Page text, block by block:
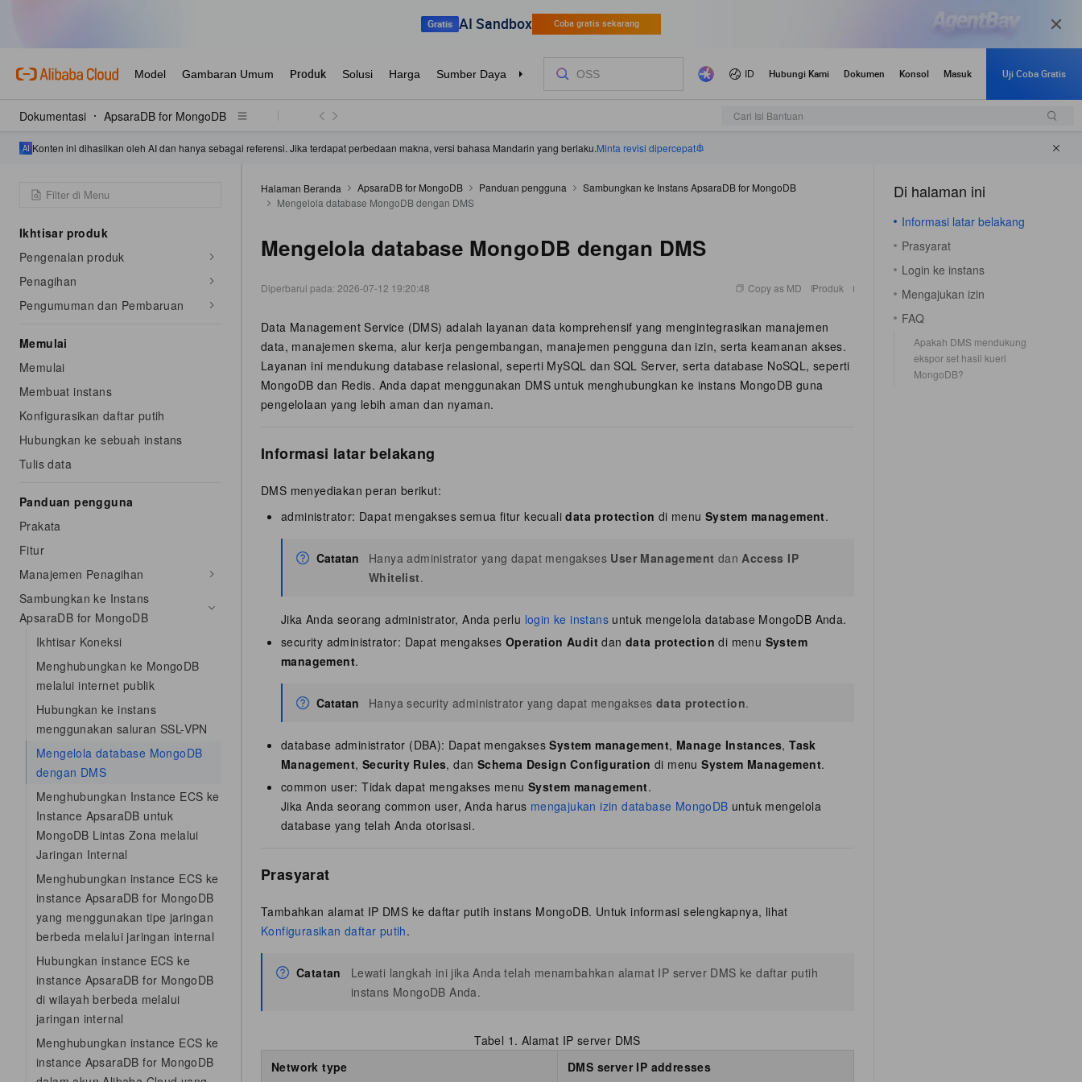
Dokumentasi ApsaraDB for MongoDB Cari Isi Bantuan
Konten ini dihasilkan oleh AI dan hanya sebagai referensi. Jika terdapat perbedaan makna, versi bahasa Mandarin yang berlaku.Minta revisi dipercepat
Ikhtisar produk
Pengenalan produk
Penagihan
Pengumuman dan Pembaruan
Memulai
Memulai
Membuat instans
Konfigurasikan daftar putih
Hubungkan ke sebuah instans
Tulis data
Panduan pengguna
Prakata
Fitur
Manajemen Penagihan
Sambungkan ke Instans
ApsaraDB for MongoDB
Ikhtisar Koneksi
Menghubungkan ke MongoDB
melalui internet publik
Hubungkan ke instans
menggunakan saluran SSL-VPN
Mengelola database MongoDB
dengan DMS
Menghubungkan Instance ECS ke
Instance ApsaraDB untuk
MongoDB Lintas Zona melalui
Jaringan Internal
Menghubungkan instance ECS ke
instance ApsaraDB for MongoDB
yang menggunakan tipe jaringan
berbeda melalui jaringan internal
Hubungkan instance ECS ke
instance ApsaraDB for MongoDB
di wilayah berbeda melalui
jaringan internal
Menghubungkan instance ECS ke
instance ApsaraDB for MongoDB
Halaman Beranda ApsaraDB for MongoDB Panduan pengguna
Sambungkan ke Instans ApsaraDB for MongoDB
Mengelola database MongoDB dengan DMS
Mengelola database MongoDB dengan DMS
Diperbarui pada: 2026-07-12 19:20:48 Copy as MD Produk
Data Management Service (DMS) adalah layanan data komprehensif yang mengintegrasikan manajemen
data, manajemen skema, alur kerja pengembangan, manajemen pengguna dan izin, serta keamanan akses.
Layanan ini mendukung database relasional, seperti MySQL dan SQL Server, serta database NoSQL, seperti
MongoDB dan Redis. Anda dapat menggunakan DMS untuk menghubungkan ke instans MongoDB guna
pengelolaan yang lebih aman dan nyaman.
Informasi latar belakang
DMS menyediakan peran berikut:
administrator: Dapat mengakses semua fitur kecualidata protection di menuSystem management.
Catatan Hanya administrator yang dapat mengakses User Management danAccess IP
Whitelist.
Jika Anda seorang administrator, Anda perlu login ke instans untuk mengelola database MongoDB Anda.
security administrator: Dapat mengakses Operation Audit dan data protection di menu System
management.
Catatan Hanya security administrator yang dapat mengakses data protection.
database administrator (DBA): Dapat mengaksesSystem management, Manage Instances,Task
Management, Security Rules, dan Schema Design Configuration di menuSystem Management.
common user: Tidak dapat mengakses menu System management.
Jika Anda seorang common user, Anda harus mengajukan izin database MongoDB untuk mengelola
database yang telah Anda otorisasi.
Prasyarat
Tambahkan alamat IP DMS ke daftar putih instans MongoDB. Untuk informasi selengkapnya, lihat
Konfigurasikan daftar putih.
Catatan
Lewati langkah ini jika Anda telah menambahkan alamat IP server DMS ke daftar putih
instans MongoDB Anda.
Tabel 1. Alamat IP server DMS
Network type
DMS server IP addresses
Di halaman ini
Informasi latar belakang
Prasyarat
Login ke instans
Mengajukan izin
FAQ
Apakah DMS mendukung
ekspor set hasil kueri
MongoDB?